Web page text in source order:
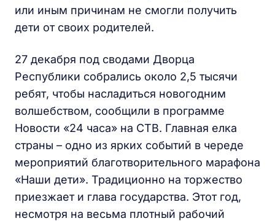
или иным причинам не смогли получить
дети от своих родителей.
27 декабря под сводами Дворца
Республики собрались около 2,5 тысячи
ребят, чтобы насладиться новогодним
волшебством, сообщили в программе
Новости «24 часа» на СТВ. Главная елка
страны – одно из ярких событий в череде
мероприятий благотворительного марафона
«Наши дети». Традиционно на торжество
приезжает и глава государства. Этот год,
несмотря на весьма плотный рабочий